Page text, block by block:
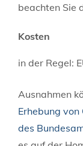
beachten Sie
Kosten
in der Regel:
Ausnahmen
Erhebung
des